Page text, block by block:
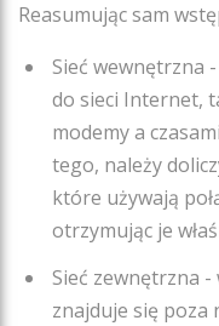
Reasumując sam
Sieć wewnętrzna
do sieci Internet,
modemy a
tego, należy
które używają
otrzymując je
Sieć zewnętrzna -
znajduje się poza